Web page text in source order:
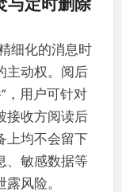
细化的消息时
主动权。阅后
，用户可针对
接收方阅读后
上均不会留下
、敏感数据等
风险。